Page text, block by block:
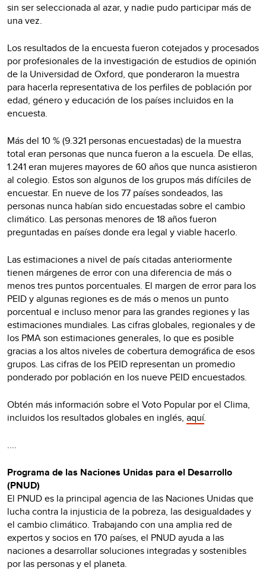
sin ser seleccionada al azar, y nadie pudo participar más de
una vez.
Los resultados de la encuesta fueron cotejados y procesados
por profesionales de la investigación de estudios de opinión
de la Universidad de Oxford, que ponderaron la muestra
para hacerla representativa de los perfiles de población por
edad, género y educación de los países incluidos en la
encuesta.
Más del 10 % (9.321 personas encuestadas) de la muestra
total eran personas que nunca fueron a la escuela. De ellas,
1.241 eran mujeres mayores de 60 años que nunca asistieron
al colegio. Estos son algunos de los grupos más difíciles de
encuestar. En nueve de los 77 países sondeados, las
personas nunca habían sido encuestadas sobre el cambio
climático. Las personas menores de 18 años fueron
preguntadas en países donde era legal y viable hacerlo.
Las estimaciones a nivel de país citadas anteriormente
tienen márgenes de error con una diferencia de más o
menos tres puntos porcentuales. El margen de error para los
PEID y algunas regiones es de más o menos un punto
porcentual e incluso menor para las grandes regiones y las
estimaciones mundiales. Las cifras globales, regionales y de
los PMA son estimaciones generales, lo que es posible
gracias a los altos niveles de cobertura demográfica de esos
grupos. Las cifras de los PEID representan un promedio
ponderado por población en los nueve PEID encuestados.
Obtén más información sobre el Voto Popular por el Clima,
incluidos los resultados globales en inglés, aquí.
....
Programa de las Naciones Unidas para el Desarrollo
(PNUD)
El PNUD es la principal agencia de las Naciones Unidas que
lucha contra la injusticia de la pobreza, las desigualdades y
el cambio climático. Trabajando con una amplia red de
expertos y socios en 170 países, el PNUD ayuda a las
naciones a desarrollar soluciones integradas y sostenibles
por las personas y el planeta.